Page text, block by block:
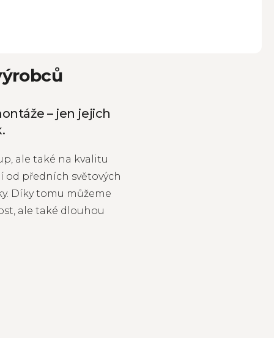
– jen jejich
ale také na kvalitu
od předních světových
Díky tomu můžeme
ale také dlouhou